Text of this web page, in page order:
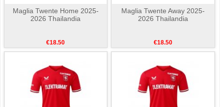
Maglia Twente Home 2025-
2026 Thailandia
€18.50
Maglia Twente Away 2025-
2026 Thailandia
€18.50